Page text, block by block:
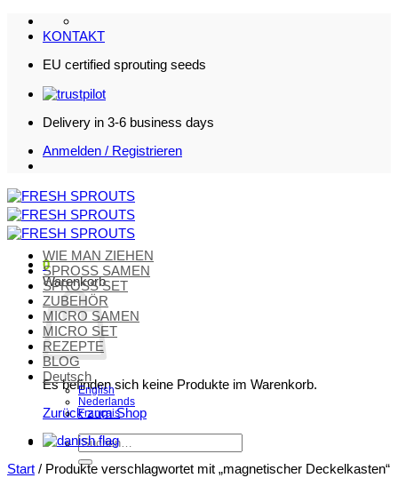
Zum
Inhalt
KONTAKT
EU certified sprouting seeds
Delivery in 3-6 business days
Anmelden / Registrieren
0
Warenkorb
Es befinden sich keine Produkte im Warenkorb.
Zurück zum Shop
Suchen
nach:
WIE MAN ZIEHEN
SPROSS SAMEN
SPROSS SET
ZUBEHÖR
MICRO SAMEN
MICRO SET
REZEPTE
BLOG
Deutsch
English
Nederlands
Français
Start / Produkte verschlagwortet mit „magnetischer Deckelkasten“